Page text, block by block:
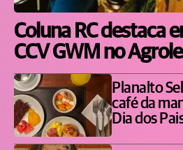
Coluna RC destaca
CCV GWM no
Planalto
café da
Dia dos